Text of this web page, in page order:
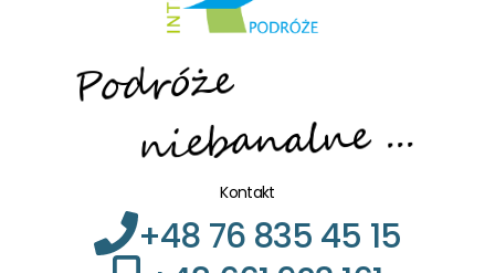
BIURO PODRÓŻY W
GŁOGOWIE
Kontakt
+48 76 835 45 15